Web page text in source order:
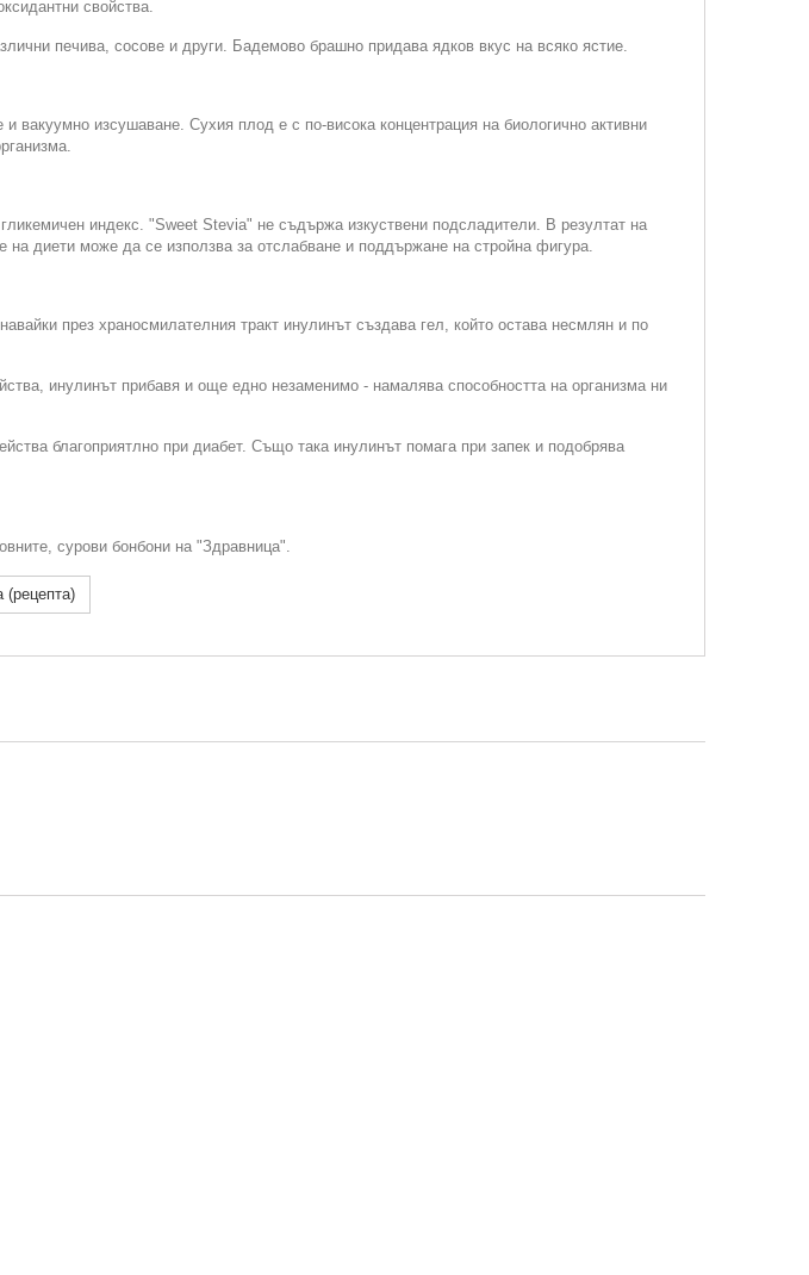
свойства.
печива, сосове и други. Бадемово брашно придава ядков вкус на всяко ястие.
изсушаване. Сухия плод е с по-висока концентрация на биологично активни
индекс. "Sweet Stevia" не съдържа изкуствени подсладители. В резултат на
диети може да се използва за отслабване и поддържане на стройна фигура.
през храносмилателния тракт инулинът създава гел, който остава несмлян и по
инулинът прибавя и още едно незаменимо - намалява способността на организма ни
благоприятлно при диабет. Също така инулинът помага при запек и подобрява
сурови бонбони на "Здравница".
(рецепта)